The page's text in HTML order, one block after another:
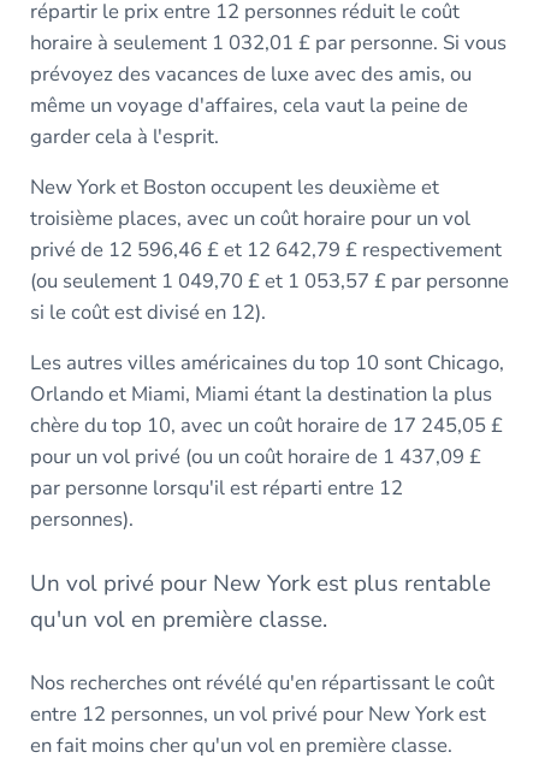
répartir le prix entre 12 personnes réduit le coût
horaire à seulement 1 032,01 £ par personne. Si vous
prévoyez des vacances de luxe avec des amis, ou
même un voyage d'affaires, cela vaut la peine de
garder cela à l'esprit.
New York et Boston occupent les deuxième et
troisième places, avec un coût horaire pour un vol
privé de 12 596,46 £ et 12 642,79 £ respectivement
(ou seulement 1 049,70 £ et 1 053,57 £ par personne
si le coût est divisé en 12).
Les autres villes américaines du top 10 sont Chicago,
Orlando et Miami, Miami étant la destination la plus
chère du top 10, avec un coût horaire de 17 245,05 £
pour un vol privé (ou un coût horaire de 1 437,09 £
par personne lorsqu'il est réparti entre 12
personnes).
Un vol privé pour New York est plus rentable
qu'un vol en première classe.
Nos recherches ont révélé qu'en répartissant le coût
entre 12 personnes, un vol privé pour New York est
en fait moins cher qu'un vol en première classe.